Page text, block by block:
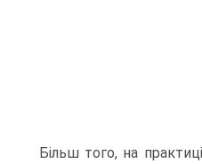
Більш того, на